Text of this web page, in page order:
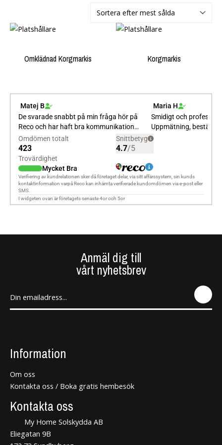
Omklädnad Korgmarkis Korgmarkis
Anmäl dig till
vårt nyhetsbrev
SEN
Information
Om oss
Kontakta oss / Boka gratis hembesök
Kontakta oss
My Home Solskydda AB
Eliegatan 9B